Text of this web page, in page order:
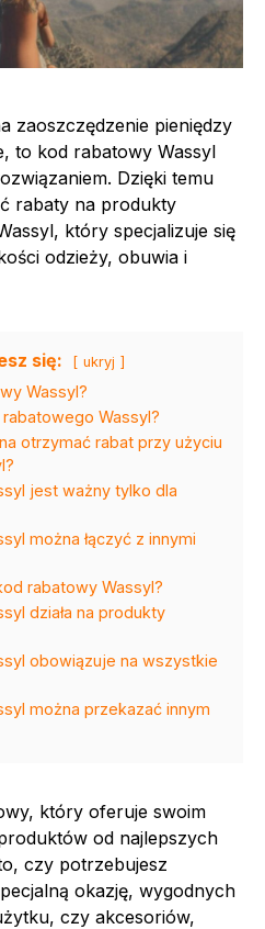
zaoszczędzenie pieniędzy
to kod rabatowy Wassyl
Dzięki temu
rabaty na produkty
który specjalizuje się
odzieży, obuwia i
się: ukryj
Wassyl?
Wassyl?
otrzymać rabat przy użyciu
jest ważny tylko dla
można łączyć z innymi
rabatowy Wassyl?
działa na produkty
obowiązuje na wszystkie
można przekazać innym
który oferuje swoim
od najlepszych
czy potrzebujesz
okazję, wygodnych
czy akcesoriów,